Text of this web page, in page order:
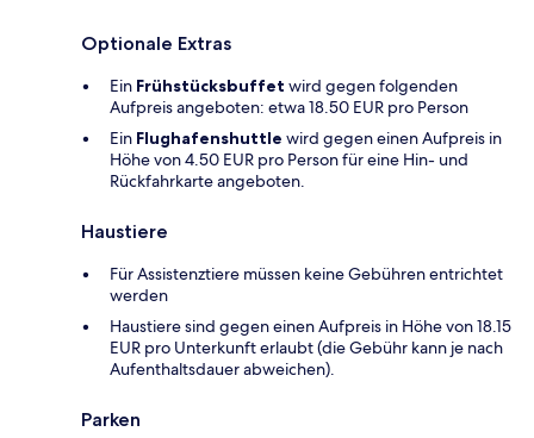
Optionale Extras
Ein Frühstücksbuffet wird gegen folgenden
Aufpreis angeboten: etwa 18.50 EUR pro Person
Ein Flughafenshuttle wird gegen einen Aufpreis in
Höhe von 4.50 EUR pro Person für eine Hin- und
Rückfahrkarte angeboten.
Haustiere
Für Assistenztiere müssen keine Gebühren entrichtet
werden
Haustiere sind gegen einen Aufpreis in Höhe von 18.15
EUR pro Unterkunft erlaubt (die Gebühr kann je nach
Aufenthaltsdauer abweichen).
Parken